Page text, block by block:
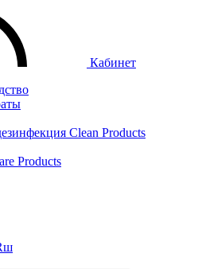
Кабинет
Clean Products
Products